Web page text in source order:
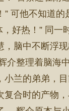
可他不知道
好热！” 同一
脑中不断浮
介整理着脑海
兰的弟弟，
合时的产物